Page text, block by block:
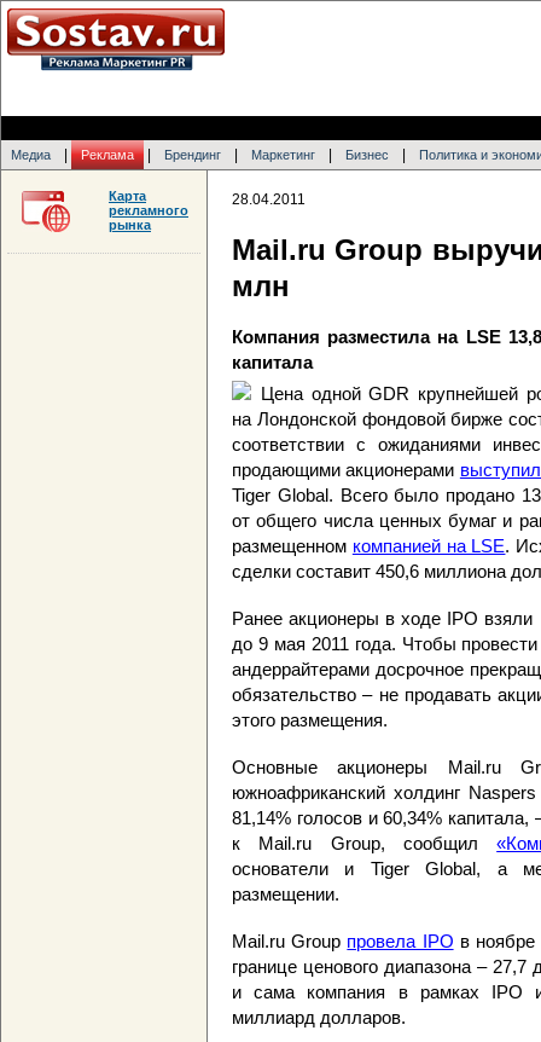
Медиа Реклама Брендинг Маркетинг Бизнес Политика и
28.04.2011
Mail.ru Group
млн
Компания разместила на LSE
капитала
Цена одной GDR крупнейшей
на Лондонской фондовой бирже
соответствии с ожиданиями
продающими акционерами
Tiger Global. Всего было продано
от общего числа ценных бумаг и
размещенном компанией на LSE.
сделки составит 450,6 миллиона
Ранее акционеры в ходе IPO взяли
до 9 мая 2011 года. Чтобы
андеррайтерами досрочное
обязательство – не продавать
этого размещения.
Основные акционеры Mail.ru
южноафриканский холдинг
81,14% голосов и 60,34%
к Mail.ru Group, сообщил
основатели и Tiger Global, а
размещении.
Mail.ru Group провела IPO в ноябре
границе ценового диапазона –
и сама компания в рамках IPO
миллиард долларов.
Карта
рекламного
рынка